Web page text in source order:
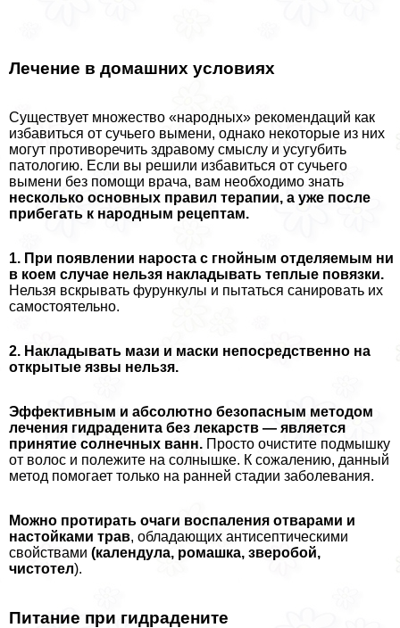
Лечение в домашних условиях
Существует множество «народных» рекомендаций как
избавиться от сучьего вымени, однако некоторые из них
могут противоречить здравому смыслу и усугубить
патологию. Если вы решили избавиться от сучьего
вымени без помощи врача, вам необходимо знать
несколько основных правил терапии, а уже после
прибегать к народным рецептам.
1. При появлении нароста с гнойным отделяемым ни
в коем случае нельзя накладывать теплые повязки.
Нельзя вскрывать фурункулы и пытаться санировать их
самостоятельно.
2. Накладывать мази и маски непосредственно на
открытые язвы нельзя.
Эффективным и абсолютно безопасным методом
лечения гидраденита без лекарств — является
принятие солнечных ванн. Просто очистите подмышку
от волос и полежите на солнышке. К сожалению, данный
метод помогает только на ранней стадии заболевания.
Можно протирать очаги воспаления отварами и
настойками трав, обладающих антисептическими
свойствами (календула, ромашка, зверобой,
чистотел).
Питание при гидрадените